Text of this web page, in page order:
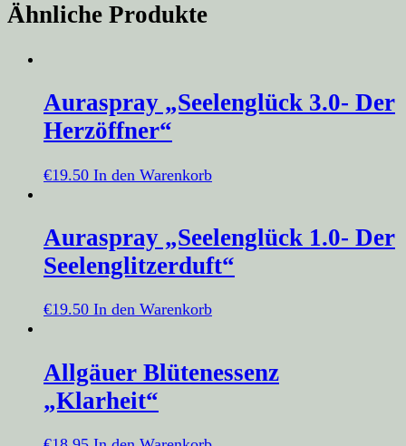
Ähnliche Produkte
Auraspray „Seelenglück 3.0- Der
Herzöffner“
€19.50 In den Warenkorb
Auraspray „Seelenglück 1.0- Der
Seelenglitzerduft“
€19.50 In den Warenkorb
Allgäuer Blütenessenz
„Klarheit“